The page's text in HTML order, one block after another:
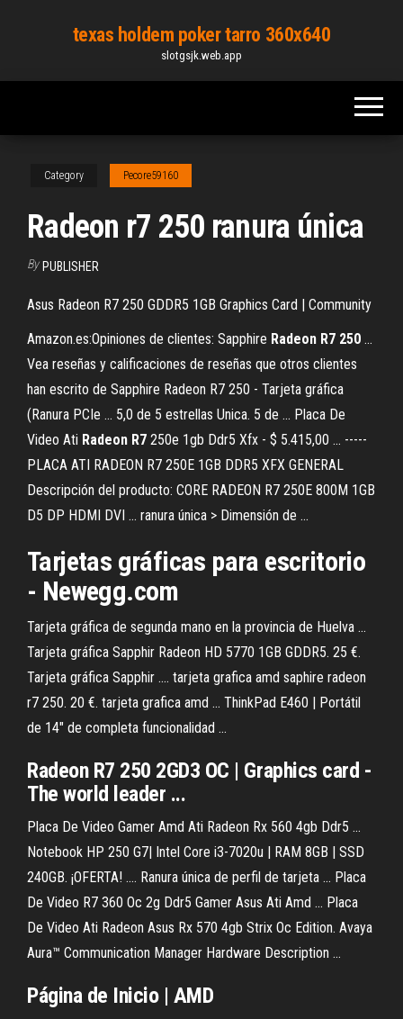
content
texas holdem poker tarro 360x640
slotgsjk.web.app
Category Pecore59160
Radeon r7 250 ranura única
By PUBLISHER
Asus Radeon R7 250 GDDR5 1GB Graphics Card | Community
Amazon.es:Opiniones de clientes: Sapphire Radeon R7 250 ...
Vea reseñas y calificaciones de reseñas que otros clientes
han escrito de Sapphire Radeon R7 250 - Tarjeta gráfica
(Ranura PCIe ... 5,0 de 5 estrellas Unica. 5 de ... Placa De
Video Ati Radeon R7 250e 1gb Ddr5 Xfx - $ 5.415,00 ... -----
PLACA ATI RADEON R7 250E 1GB DDR5 XFX GENERAL
Descripción del producto: CORE RADEON R7 250E 800M 1GB
D5 DP HDMI DVI ... ranura única > Dimensión de ...
Tarjetas gráficas para escritorio
- Newegg.com
Tarjeta gráfica de segunda mano en la provincia de Huelva ...
Tarjeta gráfica Sapphir Radeon HD 5770 1GB GDDR5. 25 €.
Tarjeta gráfica Sapphir .... tarjeta grafica amd saphire radeon
r7 250. 20 €. tarjeta grafica amd ... ThinkPad E460 | Portátil
de 14" de completa funcionalidad ...
Radeon R7 250 2GD3 OC | Graphics card -
The world leader ...
Placa De Video Gamer Amd Ati Radeon Rx 560 4gb Ddr5 ...
Notebook HP 250 G7| Intel Core i3-7020u | RAM 8GB | SSD
240GB. ¡OFERTA! .... Ranura única de perfil de tarjeta ... Placa
De Video R7 360 Oc 2g Ddr5 Gamer Asus Ati Amd ... Placa
De Video Ati Radeon Asus Rx 570 4gb Strix Oc Edition. Avaya
Aura™ Communication Manager Hardware Description ...
Página de Inicio | AMD